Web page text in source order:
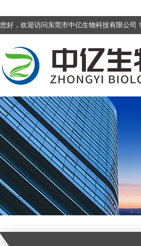
您好，欢迎访问东莞市中亿生物科技有限公司！